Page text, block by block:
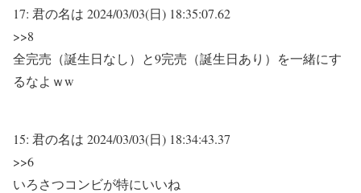
17: 君の名は 2024/03/03(日) 18:35:07.62
>>8
全完売（誕生日なし）と9完売（誕生日あり）を一緒にす
るなよｗw
15: 君の名は 2024/03/03(日) 18:34:43.37
>>6
いろさつコンビが特にいいね